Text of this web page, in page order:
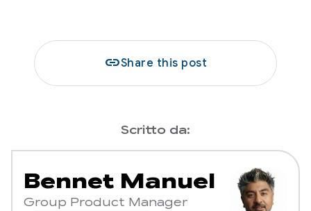
linkShare this post
Scritto da:
Bennet Manuel
Group Product Manager